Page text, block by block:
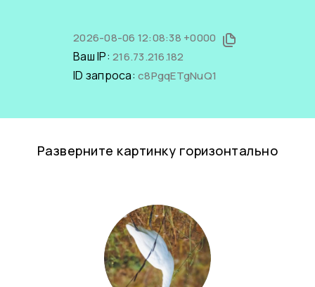
2026-08-06 12:08:38 +0000
Ваш IP: 216.73.216.182
ID запроса: c8PgqETgNuQ1
Разверните картинку горизонтально